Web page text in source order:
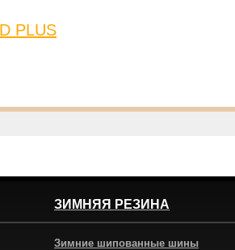
PLUS
ЗИМНЯЯ РЕЗИНА
Зимние шипованные шины